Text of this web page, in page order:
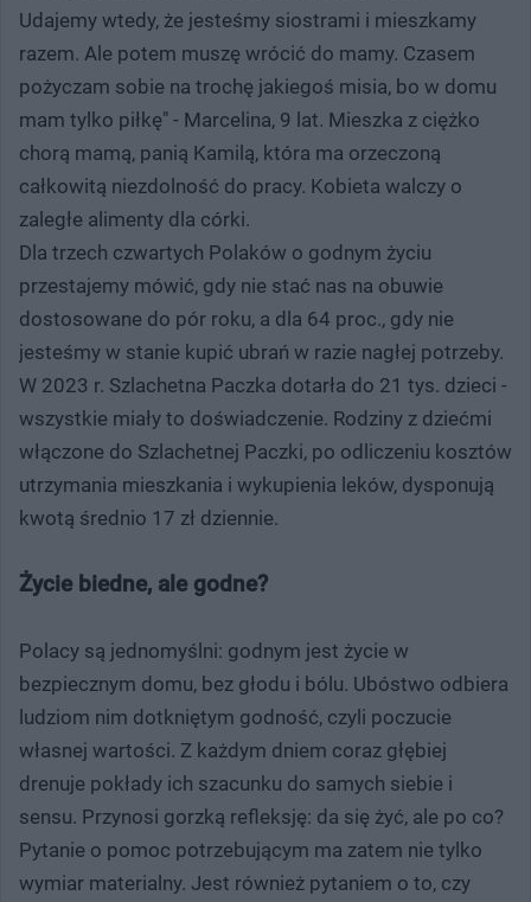
Udajemy wtedy, że jesteśmy siostrami i mieszkamy
razem. Ale potem muszę wrócić do mamy. Czasem
pożyczam sobie na trochę jakiegoś misia, bo w domu
mam tylko piłkę" - Marcelina, 9 lat. Mieszka z ciężko
chorą mamą, panią Kamilą, która ma orzeczoną
całkowitą niezdolność do pracy. Kobieta walczy o
zaległe alimenty dla córki.
Dla trzech czwartych Polaków o godnym życiu
przestajemy mówić, gdy nie stać nas na obuwie
dostosowane do pór roku, a dla 64 proc., gdy nie
jesteśmy w stanie kupić ubrań w razie nagłej potrzeby.
W 2023 r. Szlachetna Paczka dotarła do 21 tys. dzieci -
wszystkie miały to doświadczenie. Rodziny z dziećmi
włączone do Szlachetnej Paczki, po odliczeniu kosztów
utrzymania mieszkania i wykupienia leków, dysponują
kwotą średnio 17 zł dziennie.
Życie biedne, ale godne?
Polacy są jednomyślni: godnym jest życie w
bezpiecznym domu, bez głodu i bólu. Ubóstwo odbiera
ludziom nim dotkniętym godność, czyli poczucie
własnej wartości. Z każdym dniem coraz głębiej
drenuje pokłady ich szacunku do samych siebie i
sensu. Przynosi gorzką refleksję: da się żyć, ale po co?
Pytanie o pomoc potrzebującym ma zatem nie tylko
wymiar materialny. Jest również pytaniem o to, czy